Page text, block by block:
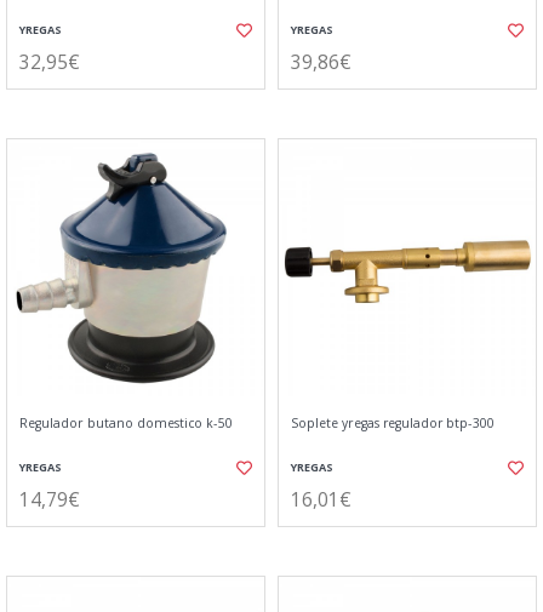
YREGAS
32,95€
YREGAS
39,86€
Regulador butano domestico k-50
YREGAS
14,79€
Soplete yregas regulador btp-300
YREGAS
16,01€